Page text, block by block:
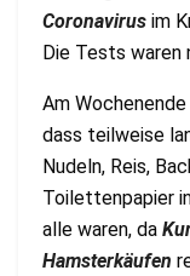
Coronavirus im
Die Tests waren
Am
dass teilweise
Nudeln, Reis,
Toilettenpapier
alle waren, da
Hamsterkäufen